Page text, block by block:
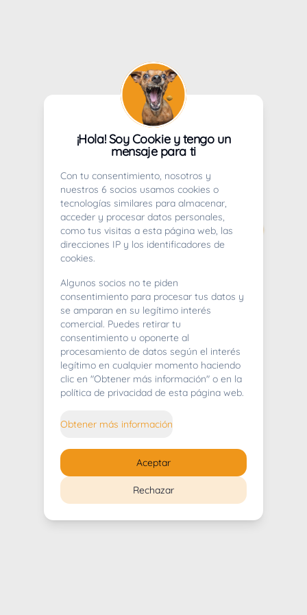
404
Whoops! Lo sentimos mucho.
¡Hola! Soy Cookie y tengo un
mensaje para ti
Con tu consentimiento, nosotros y
nuestros 6 socios usamos cookies o
tecnologías similares para almacenar,
acceder y procesar datos personales,
como tus visitas a esta página web, las
direcciones IP y los identificadores de
cookies.
Algunos socios no te piden
consentimiento para procesar tus datos y
se amparan en su legítimo interés
comercial. Puedes retirar tu
consentimiento u oponerte al
procesamiento de datos según el interés
legítimo en cualquier momento haciendo
clic en "Obtener más información" o en la
política de privacidad de esta página web.
Obtener más información
Rechazar
Aceptar